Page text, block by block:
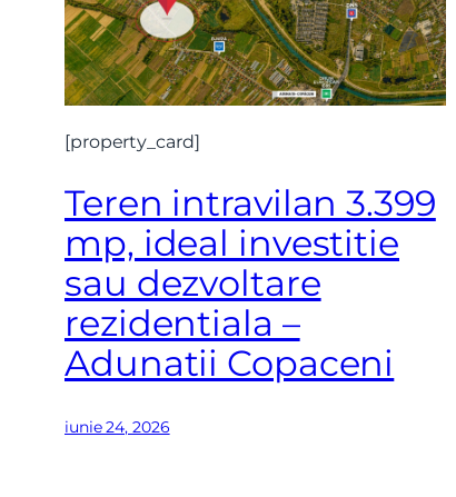
[property_card]
Teren intravilan 3.399
mp, ideal investitie
sau dezvoltare
rezidentiala –
Adunatii Copaceni
iunie 24, 2026